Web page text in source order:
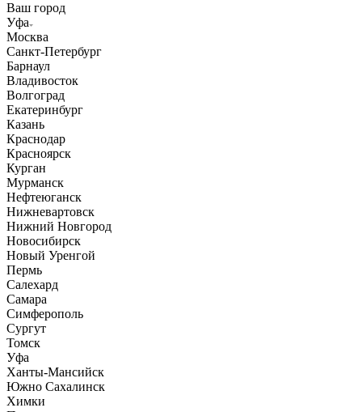
Ваш город
Уфа
Москва
Санкт-Петербург
Барнаул
Владивосток
Волгоград
Екатеринбург
Казань
Краснодар
Красноярск
Курган
Мурманск
Нефтеюганск
Нижневартовск
Нижний Новгород
Новосибирск
Новый Уренгой
Пермь
Салехард
Самара
Симферополь
Сургут
Томск
Уфа
Ханты-Мансийск
Южно Сахалинск
Химки